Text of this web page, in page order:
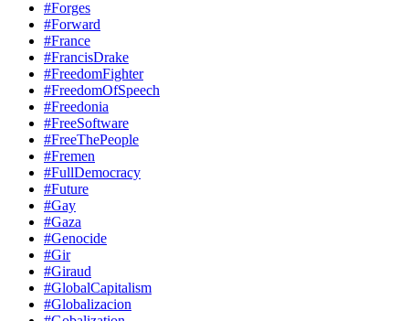
#Forges
#Forward
#France
#FrancisDrake
#FreedomFighter
#FreedomOfSpeech
#Freedonia
#FreeSoftware
#FreeThePeople
#Fremen
#FullDemocracy
#Future
#Gay
#Gaza
#Genocide
#Gir
#Giraud
#GlobalCapitalism
#Globalizacion